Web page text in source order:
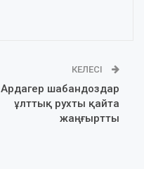
КЕЛЕСІ
Ардагер шабандоздар
ұлттық рухты қайта
жаңғыртты